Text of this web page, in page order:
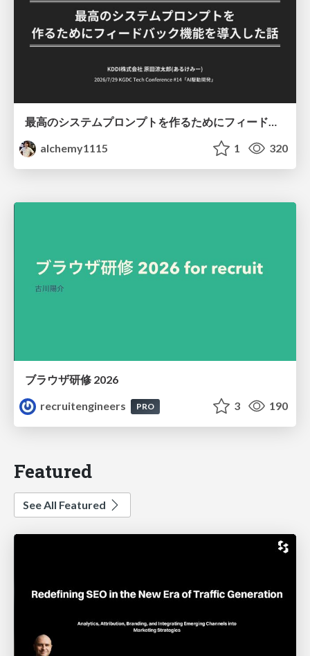
alchemy1115
1 320
ブラウザ研修 2026
recruitengineers
PRO 3 190
Featured
See All Featured